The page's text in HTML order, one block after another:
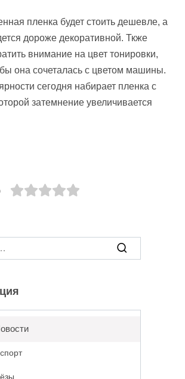
пленка будет стоить дешевле, а
дороже декоративной. Ткже
внимание на цвет тонировки,
она сочеталась с цветом машины.
сегодня набирает пленка с
затемнение увеличивается